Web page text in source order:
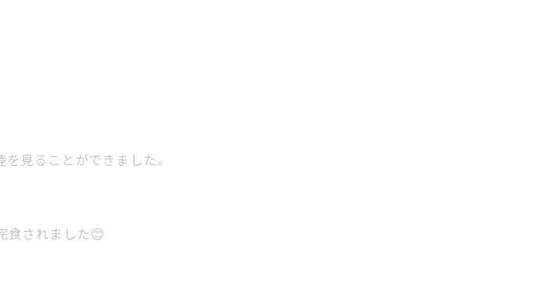
見ることができました。
食されました😊